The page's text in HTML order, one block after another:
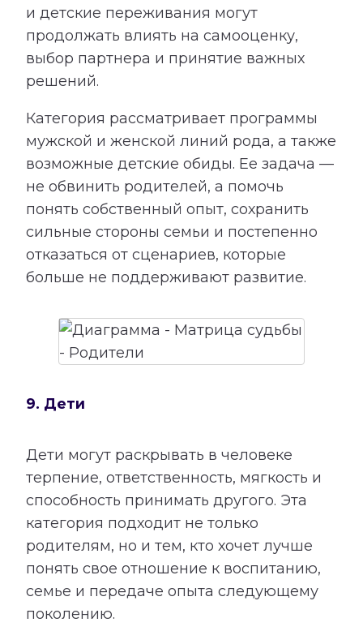
и детские переживания могут
продолжать влиять на самооценку,
выбор партнера и принятие важных
решений.
Категория рассматривает программы
мужской и женской линий рода, а также
возможные детские обиды. Ее задача —
не обвинить родителей, а помочь
понять собственный опыт, сохранить
сильные стороны семьи и постепенно
отказаться от сценариев, которые
больше не поддерживают развитие.
9. Дети
Дети могут раскрывать в человеке
терпение, ответственность, мягкость и
способность принимать другого. Эта
категория подходит не только
родителям, но и тем, кто хочет лучше
понять свое отношение к воспитанию,
семье и передаче опыта следующему
поколению.